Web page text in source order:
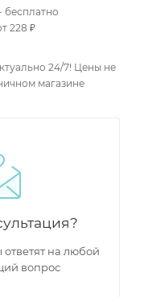
бесплатно
228 ₽
24/7! Цены не
магазине
на любой
вопрос